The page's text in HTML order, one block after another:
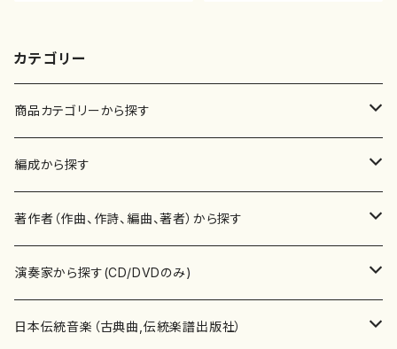
カテゴリー
商品カテゴリーから探す
楽譜
書籍
書籍
テキストブック
CD・DVD
チケット
編成から探す
邦楽器
箏・琴（ソロ）
箏・琴（合奏）
合唱
混声合唱
歌・声
著作者（作曲、作詩、編曲、著者）から探す
あ行
青木省三(アオキ ショウゾウ)
か行
演奏家から探す(CD/DVDのみ)
邦楽（箏、三味線、尺八等）演奏家
日本伝統音楽（古典曲,伝統楽譜出版社）